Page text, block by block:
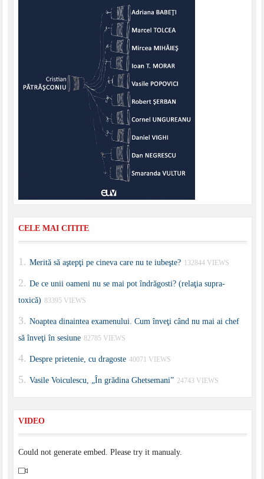
CELE MAI CITITE
Merită să aştepţi pe cineva care nu te iubeşte? 132844 VIEWS
De ce unii oameni nu se mai pot îndrăgosti? (relaţia supra-
toxică) 83395 VIEWS
Noaptea dinaintea examenului. Cum înveţi când nu mai ai chef
să înveţi în sesiune 82785 VIEWS
Despre prietenie, cu dragoste 40071 VIEWS
Vasile Voiculescu, „În grădina Ghetsemani” 24743 VIEWS
VIDEO
Could not generate embed. Please try it manualy.